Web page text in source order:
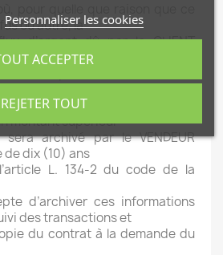
Personnaliser les cookies
REJETER TOUT
ACCEPTER
ou autre, la
d’argent dû par le CLIENT
la commande sera
avec le CLIENT correspondant à
montant supérieur
archivé par le VENDEUR
dix (10) ans
L. 134-2 du code de la
d’archiver ces informations
des transactions et
du contrat à la demande du